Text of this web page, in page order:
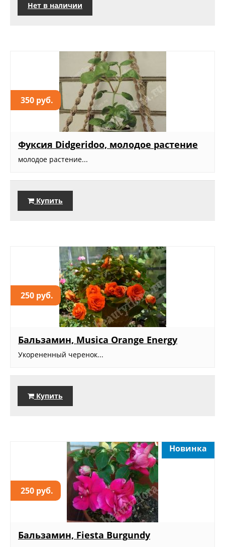
Нет в наличии
350 руб.
Фуксия Didgeridoo, молодое растение
молодое растение...
Купить
250 руб.
Бальзамин, Musica Orange Energy
Укорененный черенок...
Купить
250 руб.
Новинка
Бальзамин, Fiesta Burgundy